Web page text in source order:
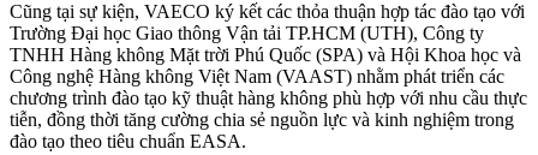
Cũng tại sự kiện, VAECO ký kết các thỏa thuận hợp tác đào tạo với
Trường Đại học Giao thông Vận tải TP.HCM (UTH), Công ty
TNHH Hàng không Mặt trời Phú Quốc (SPA) và Hội Khoa học và
Công nghệ Hàng không Việt Nam (VAAST) nhằm phát triển các
chương trình đào tạo kỹ thuật hàng không phù hợp với nhu cầu thực
tiễn, đồng thời tăng cường chia sẻ nguồn lực và kinh nghiệm trong
đào tạo theo tiêu chuẩn EASA.